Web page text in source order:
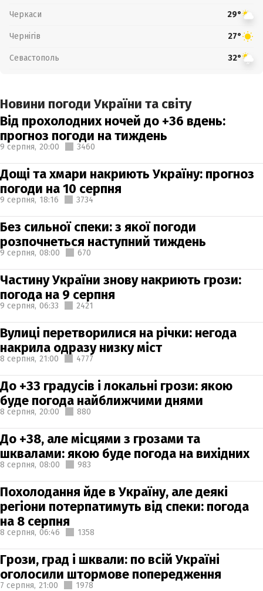
Черкаси 29°
Чернігів 27°
Севастополь 32°
Новини погоди України та світу
Від прохолодних ночей до +36 вдень:
прогноз погоди на тиждень
9 серпня, 20:00 3460
Дощі та хмари накриють Україну: прогноз
погоди на 10 серпня
9 серпня, 18:16 3734
Без сильної спеки: з якої погоди
розпочнеться наступний тиждень
9 серпня, 08:00 670
Частину України знову накриють грози:
погода на 9 серпня
9 серпня, 06:33 2421
Вулиці перетворилися на річки: негода
накрила одразу низку міст
8 серпня, 21:00 4777
До +33 градусів і локальні грози: якою
буде погода найближчими днями
8 серпня, 20:00 880
До +38, але місцями з грозами та
шквалами: якою буде погода на вихідних
8 серпня, 08:00 983
Похолодання йде в Україну, але деякі
регіони потерпатимуть від спеки: погода
на 8 серпня
8 серпня, 06:46 1358
Грози, град і шквали: по всій Україні
оголосили штормове попередження
7 серпня, 21:00 1978